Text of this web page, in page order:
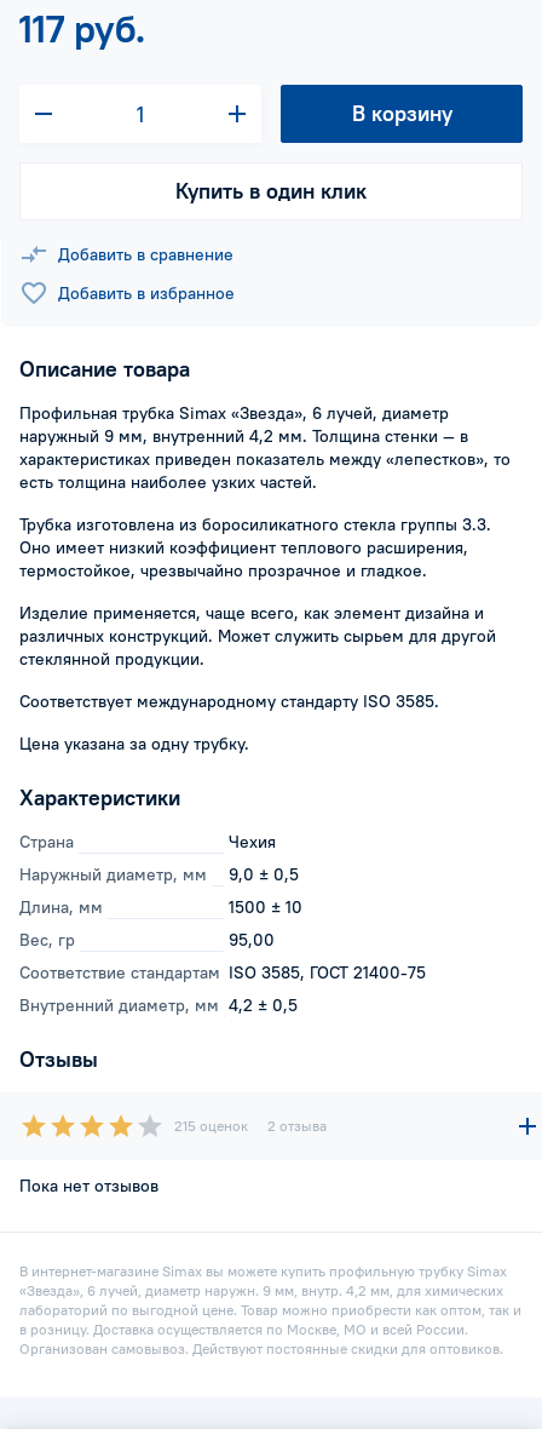
117 руб.
В корзину
Купить в один клик
Добавить в сравнение
Добавить в избранное
Описание товара
Профильная трубка Simax «Звезда», 6 лучей, диаметр
наружный 9 мм, внутренний 4,2 мм. Толщина стенки — в
характеристиках приведен показатель между «лепестков», то
есть толщина наиболее узких частей.
Трубка изготовлена из боросиликатного стекла группы 3.3.
Оно имеет низкий коэффициент теплового расширения,
термостойкое, чрезвычайно прозрачное и гладкое.
Изделие применяется, чаще всего, как элемент дизайна и
различных конструкций. Может служить сырьем для другой
стеклянной продукции.
Соответствует международному стандарту ISO 3585.
Цена указана за одну трубку.
Характеристики
Страна
Чехия
Наружный диаметр, мм
9,0 ± 0,5
Длина, мм
1500 ± 10
Вес, гр
95,00
Соответствие стандартам ISO 3585, ГОСТ 21400-75
Внутренний диаметр, мм 4,2 ± 0,5
Отзывы
215 оценок 2 отзыва
Пока нет отзывов
В интернет-магазине Simax вы можете купить профильную трубку Simax
«Звезда», 6 лучей, диаметр наружн. 9 мм, внутр. 4,2 мм, для химических
лабораторий по выгодной цене. Товар можно приобрести как оптом, так и
в розницу. Доставка осуществляется по Москве, МО и всей России.
Организован самовывоз. Действуют постоянные скидки для оптовиков.